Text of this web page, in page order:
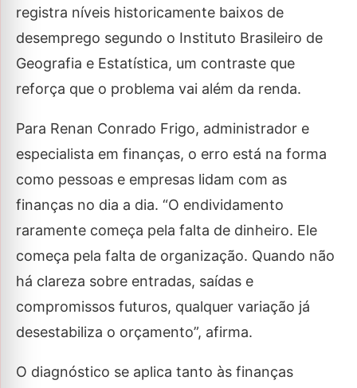
registra níveis historicamente baixos de
desemprego segundo o Instituto Brasileiro de
Geografia e Estatística, um contraste que
reforça que o problema vai além da renda.
Para Renan Conrado Frigo, administrador e
especialista em finanças, o erro está na forma
como pessoas e empresas lidam com as
finanças no dia a dia. “O endividamento
raramente começa pela falta de dinheiro. Ele
começa pela falta de organização. Quando não
há clareza sobre entradas, saídas e
compromissos futuros, qualquer variação já
desestabiliza o orçamento”, afirma.
O diagnóstico se aplica tanto às finanças